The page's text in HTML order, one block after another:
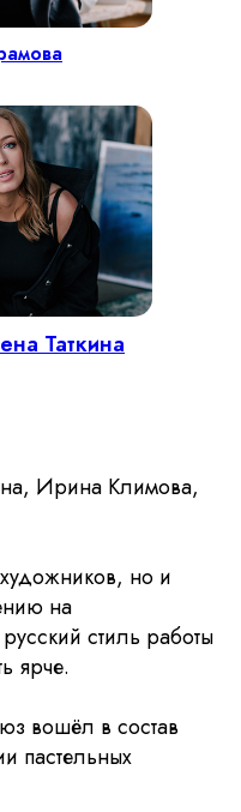
Таткина
Ирина Климова,
но и
на
стиль работы
ярче.
вошёл в состав
пастельных